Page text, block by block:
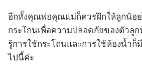
อีกทั้งคุณพ่อคุณแม่ก็ควรฝึกให้ลูกน้อย
กระโถนเพื่อความปลอดภัยของตัวลู
รู้การใช้กระโถนและการใช้ห้องน้ำก็
ไปนี้ค่ะ